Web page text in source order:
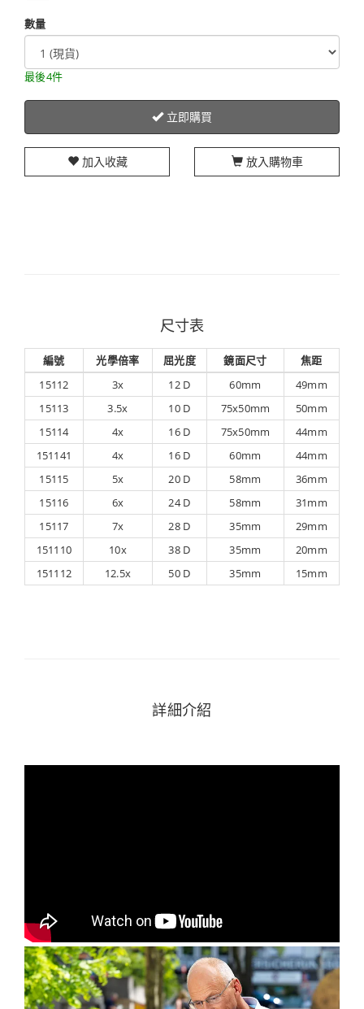
數量
最後4件
立即購買
加入收藏 放入購物車
尺寸表
編號 光學倍率 屈光度 鏡面尺寸
焦距
15112
3x 12 D 60mm
49mm
15113
3.5x 10 D 75x50mm
50mm
15114
4x 16 D 75x50mm
44mm
151141
4x 16 D 60mm
44mm
15115
5x 20 D 58mm
36mm
15116
6x 24 D 58mm
31mm
15117
7x 28 D 35mm
29mm
151110
10x 38 D 35mm
20mm
151112
12.5x 50 D 35mm 15mm
詳細介紹